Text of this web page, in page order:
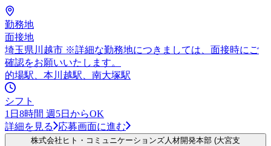
勤務地
面接地
埼玉県川越市 ※詳細な勤務地につきましては、面接時にご
確認をお願いいたします。
的場駅、本川越駅、南大塚駅
シフト
1日8時間 週5日からOK
詳細を見る
応募画面に進む
株式会社ヒト・コミュニケーションズ人材開発本部 (大宮支